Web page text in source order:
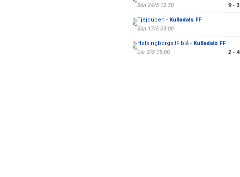
Sön 24/5 12:30
9 - 3
Tjejcupen - Kulladals FF
Sön 17/5 09:00
Helsingborgs IF blå - Kulladals FF
Lör 2/5 15:00
2 - 4